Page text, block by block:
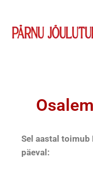
Sel aastal
päeval: